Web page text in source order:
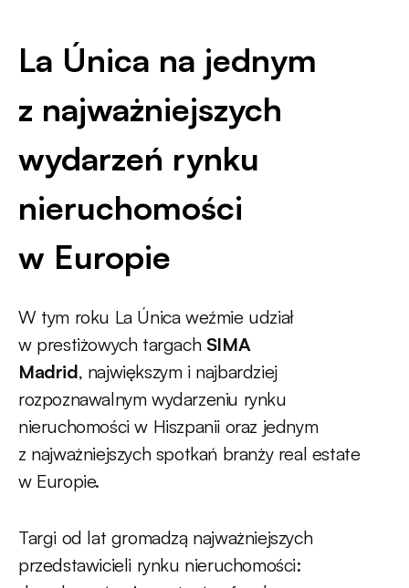
La Única na jednym
z najważniejszych
wydarzeń rynku
nieruchomości
w Europie
W tym roku La Única weźmie udział
w prestiżowych targach SIMA
Madrid, największym i najbardziej
rozpoznawalnym wydarzeniu rynku
nieruchomości w Hiszpanii oraz jednym
z najważniejszych spotkań branży real estate
w Europie.
Targi od lat gromadzą najważniejszych
przedstawicieli rynku nieruchomości: